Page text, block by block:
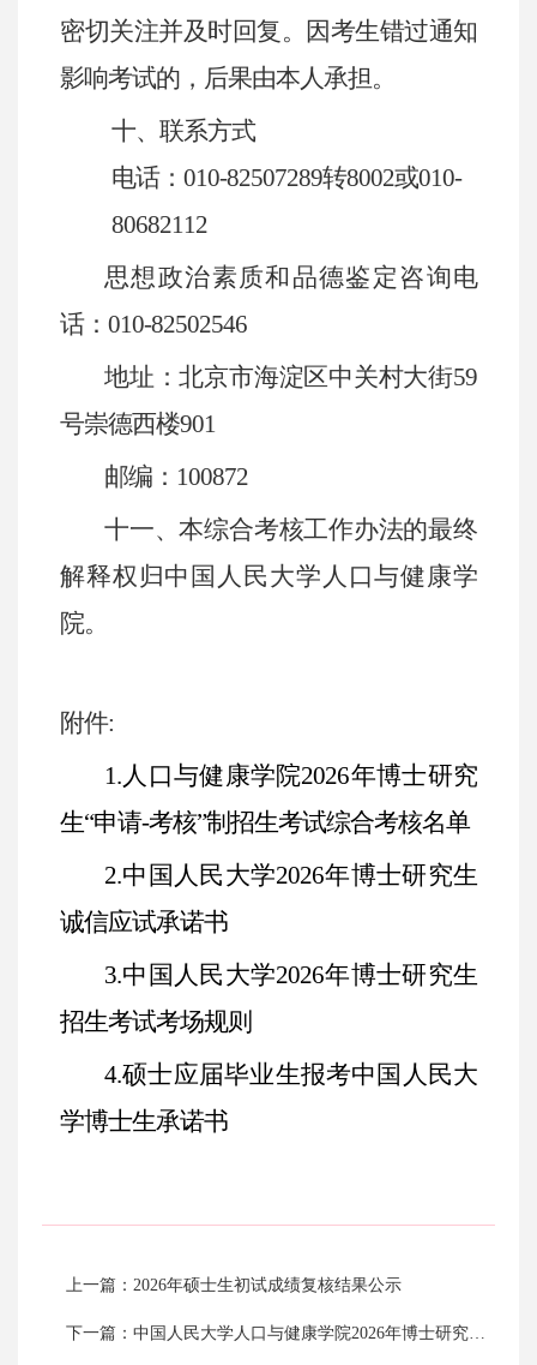
密切关注并及时回复。因考生错过通知
影响考试的，后果由本人承担。
十、联系方式
电话： 010-82507289转8002或010-
80682112
思想政治素质和品德鉴定咨询电
话： 010-82502546
地址：北京市海淀区中关村大街59
号崇德西楼901
邮编： 100872
十一、本综合考核工作办法的最终
解释权归中国人民大学人口与健康学
院。
附件:
1.人口与健康学院2026年博士研究
生“申请-考核”制招生考试综合考核名单
2.中国人民大学2026年博士研究生
诚信应试承诺书
3.中国人民大学2026年博士研究生
招生考试考场规则
4.硕士应届毕业生报考中国人民大
学博士生承诺书
上一篇：2026年硕士生初试成绩复核结果公示
下一篇：中国人民大学人口与健康学院2026年博士研究生“申请-考核”制招生考试材料审核成绩及分数线